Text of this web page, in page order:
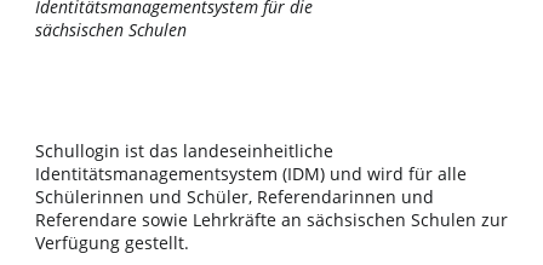
Schullogin ist das landeseinheitliche
Identitätsmanagementsystem (IDM) und wird für alle
Schülerinnen und Schüler, Referendarinnen und
Referendare sowie Lehrkräfte an sächsischen Schulen zur
Verfügung gestellt.